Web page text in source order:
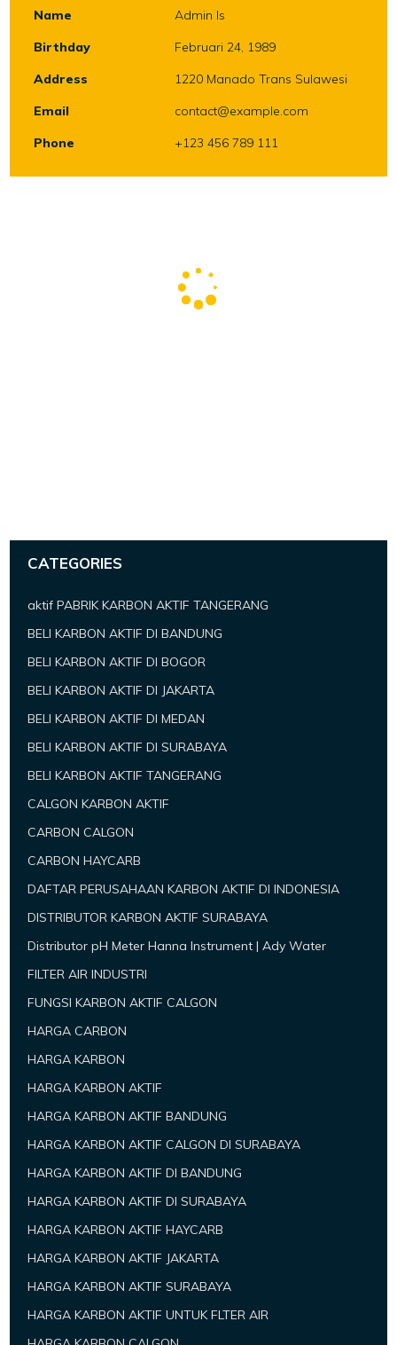
Name
Admin Is
Birthday
Februari 24, 1989
Address
1220 Manado Trans Sulawesi
Email
contact@example.com
Phone
+123 456 789 111
CATEGORIES
aktif PABRIK KARBON AKTIF TANGERANG
BELI KARBON AKTIF DI BANDUNG
BELI KARBON AKTIF DI BOGOR
BELI KARBON AKTIF DI JAKARTA
BELI KARBON AKTIF DI MEDAN
BELI KARBON AKTIF DI SURABAYA
BELI KARBON AKTIF TANGERANG
CALGON KARBON AKTIF
CARBON CALGON
CARBON HAYCARB
DAFTAR PERUSAHAAN KARBON AKTIF DI INDONESIA
DISTRIBUTOR KARBON AKTIF SURABAYA
Distributor pH Meter Hanna Instrument | Ady Water
FILTER AIR INDUSTRI
FUNGSI KARBON AKTIF CALGON
HARGA CARBON
HARGA KARBON
HARGA KARBON AKTIF
HARGA KARBON AKTIF BANDUNG
HARGA KARBON AKTIF CALGON DI SURABAYA
HARGA KARBON AKTIF DI BANDUNG
HARGA KARBON AKTIF DI SURABAYA
HARGA KARBON AKTIF HAYCARB
HARGA KARBON AKTIF JAKARTA
HARGA KARBON AKTIF SURABAYA
HARGA KARBON AKTIF UNTUK FLTER AIR